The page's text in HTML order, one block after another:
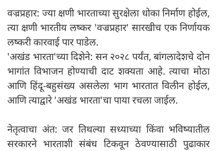
वज्रप्रहार: ज्या क्षणी भारताच्या सुरक्षेला धोका निर्माण होईल,
त्या क्षणी भारतीय लष्कर 'वज्रप्रहार' सारखीच एक निर्णायक
लष्करी कारवाई पार पाडेल.
'अखंड भारता'च्या दिशेने: सन २०२८ पर्यंत, बांगलादेशचे दोन
भागांत विभाजन होण्याची दाट शक्यता आहे. त्याचा मोठा
आणि हिंदू-बहुसंख्य असलेला भाग भारतात विलीन होईल,
आणि त्याद्वारे 'अखंड भारता'चा पाया रचला जाईल.
नेतृत्वाचा अंत: जर तिथल्या सध्याच्या किंवा भविष्यातील
सरकारने भारताशी संबंध टिकवून ठेवण्यासाठी पुढाकार